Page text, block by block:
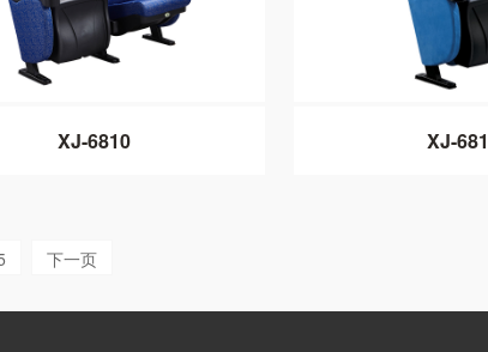
XJ-6810 XJ-
下一页